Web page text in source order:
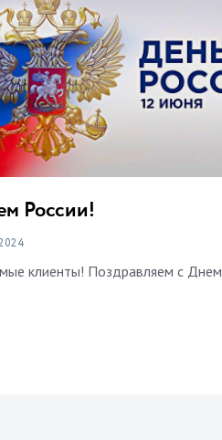
России!
клиенты! Поздравляем с Днем